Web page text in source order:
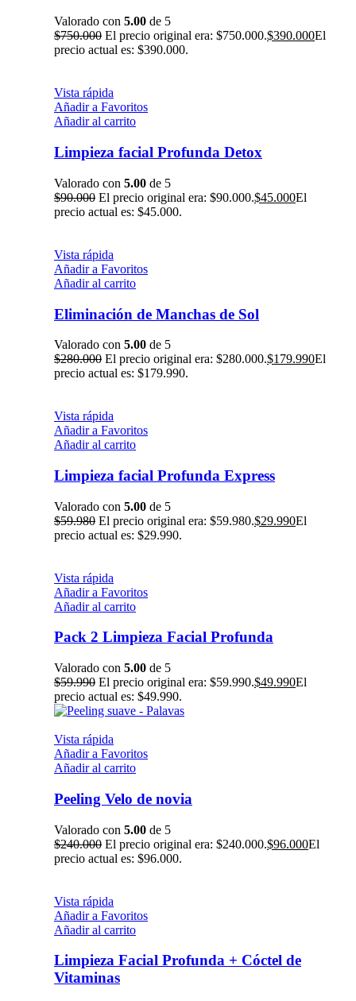
Valorado con 5.00 de 5
$750.000 El precio original era: $750.000.$390.000El
precio actual es: $390.000.
Vista rápida
Añadir a Favoritos
Añadir al carrito
Limpieza facial Profunda Detox
Valorado con 5.00 de 5
$90.000 El precio original era: $90.000.$45.000El
precio actual es: $45.000.
Vista rápida
Añadir a Favoritos
Añadir al carrito
Eliminación de Manchas de Sol
Valorado con 5.00 de 5
$280.000 El precio original era: $280.000.$179.990El
precio actual es: $179.990.
Vista rápida
Añadir a Favoritos
Añadir al carrito
Limpieza facial Profunda Express
Valorado con 5.00 de 5
$59.980 El precio original era: $59.980.$29.990El
precio actual es: $29.990.
Vista rápida
Añadir a Favoritos
Añadir al carrito
Pack 2 Limpieza Facial Profunda
Valorado con 5.00 de 5
$59.990 El precio original era: $59.990.$49.990El
precio actual es: $49.990.
Vista rápida
Añadir a Favoritos
Añadir al carrito
Peeling Velo de novia
Valorado con 5.00 de 5
$240.000 El precio original era: $240.000.$96.000El
precio actual es: $96.000.
Vista rápida
Añadir a Favoritos
Añadir al carrito
Limpieza Facial Profunda + Cóctel de
Vitaminas